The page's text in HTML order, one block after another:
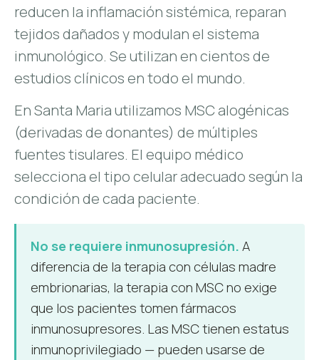
reducen la inflamación sistémica, reparan
tejidos dañados y modulan el sistema
inmunológico. Se utilizan en cientos de
estudios clínicos en todo el mundo.
En Santa Maria utilizamos MSC alogénicas
(derivadas de donantes) de múltiples
fuentes tisulares. El equipo médico
selecciona el tipo celular adecuado según la
condición de cada paciente.
No se requiere inmunosupresión. A
diferencia de la terapia con células madre
embrionarias, la terapia con MSC no exige
que los pacientes tomen fármacos
inmunosupresores. Las MSC tienen estatus
inmunoprivilegiado — pueden usarse de